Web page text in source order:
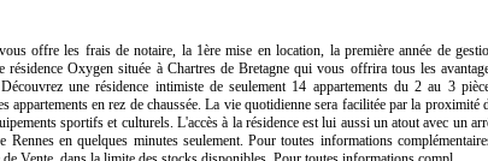
offre les frais de notaire, la 1ère mise en location, la première année de
Oxygen située à Chartres de Bretagne qui vous offrira tous les
une résidence intimiste de seulement 14 appartements du 2 au 3
en rez de chaussée. La vie quotidienne sera facilitée par la proximité
sportifs et culturels. L'accès à la résidence est lui aussi un atout avec un
en quelques minutes seulement. Pour toutes informations